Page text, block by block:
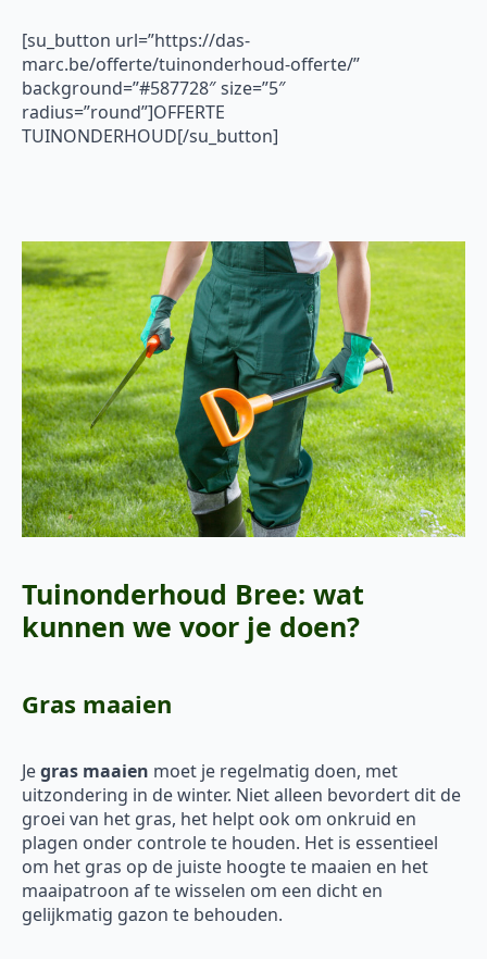
[su_button url=”https://das-
marc.be/offerte/tuinonderhoud-offerte/”
background=”#587728″ size=”5″
radius=”round”]OFFERTE
TUINONDERHOUD[/su_button]
Tuinonderhoud Bree: wat
kunnen we voor je doen?
Gras maaien
Jegras maaien moet je regelmatig doen, met
uitzondering in de winter. Niet alleen bevordert dit de
groei van het gras, het helpt ook om onkruid en
plagen onder controle te houden. Het is essentieel
om het gras op de juiste hoogte te maaien en het
maaipatroon af te wisselen om een dicht en
gelijkmatig gazon te behouden.